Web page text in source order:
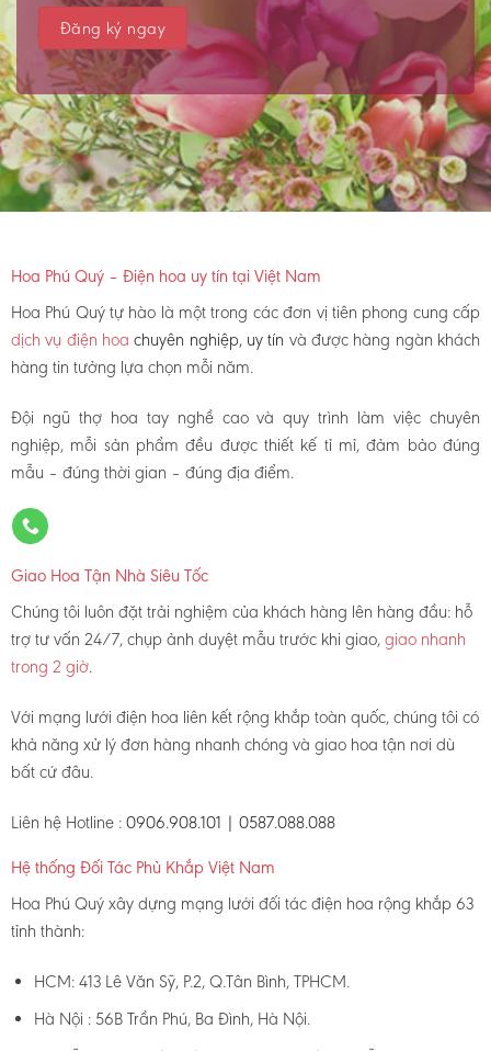
Hoa Phú Quý – Điện hoa uy tín tại Việt Nam
Hoa Phú Quý tự hào là một trong các đơn vị tiên phong cung cấp
dịch vụ điện hoachuyên nghiệp, uy tín và được hàng ngàn khách
hàng tin tưởng lựa chọn mỗi năm.
Đội ngũ thợ hoa tay nghề cao và quy trình làm việc chuyên
nghiệp, mỗi sản phẩm đều được thiết kế tỉ mỉ, đảm bảo đúng
mẫu – đúng thời gian – đúng địa điểm.
Giao Hoa Tận Nhà Siêu Tốc
Chúng tôi luôn đặt trải nghiệm của khách hàng lên hàng đầu: hỗ
trợ tư vấn 24/7, chụp ảnh duyệt mẫu trước khi giao,giao nhanh
trong 2 giờ.
Với mạng lưới điện hoa liên kết rộng khắp toàn quốc, chúng tôi có
khả năng xử lý đơn hàng nhanh chóng và giao hoa tận nơi dù
bất cứ đâu.
Liên hệ Hotline : 0906.908.101 | 0587.088.088
Hệ thống Đối Tác Phủ Khắp Việt Nam
Hoa Phú Quý xây dựng mạng lưới đối tác điện hoa rộng khắp 63
tỉnh thành:
HCM: 413 Lê Văn Sỹ, P.2, Q.Tân Bình, TPHCM.
Hà Nội : 56B Trần Phú, Ba Đình, Hà Nội.